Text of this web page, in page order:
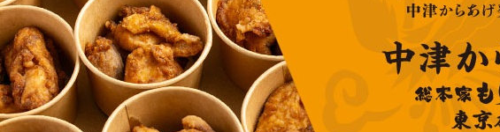
オードブル
4,500円/人
プラン
全てのプランを見る（13件）